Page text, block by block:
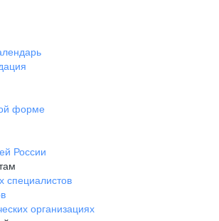
форме
России
специалистов
организациях